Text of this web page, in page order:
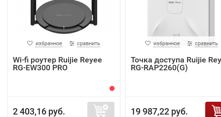
избранное сравнить
Wi-fi роутер Ruijie Reyee
RG-EW300 PRO
2 403,16 руб.
избранное сравнить
Точка доступа Ruijie
RG-RAP2260(G)
19 987,22 руб.